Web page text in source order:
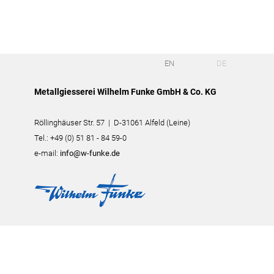
Laserschweißen
Stellenangebote
Wir bilden aus
Videos
Kontakt
EN DE
Metallgiesserei Wilhelm Funke GmbH & Co. KG
Röllinghäuser Str. 57 | D-31061 Alfeld (Leine)
Tel.: +49 (0) 51 81 - 84 59-0
e-mail: info@w-funke.de